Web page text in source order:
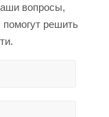
вопросы,
решить